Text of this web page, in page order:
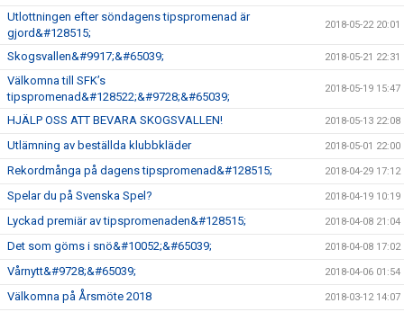
Utlottningen efter söndagens tipspromenad är
gjord&#128515;
2018-05-22 20:01
Skogsvallen&#9917;&#65039; 2018-05-21 22:31
Välkomna till SFK’s
tipspromenad&#128522;&#9728;&#65039;
2018-05-19 15:47
HJÄLP OSS ATT BEVARA SKOGSVALLEN! 2018-05-13 22:08
Utlämning av beställda klubbkläder 2018-05-01 22:00
Rekordmånga på dagens tipspromenad&#128515; 2018-04-29 17:12
Spelar du på Svenska Spel? 2018-04-19 10:19
Lyckad premiär av tipspromenaden&#128515; 2018-04-08 21:04
Det som göms i snö&#10052;&#65039; 2018-04-08 17:02
Vårnytt&#9728;&#65039; 2018-04-06 01:54
Välkomna på Årsmöte 2018 2018-03-12 14:07